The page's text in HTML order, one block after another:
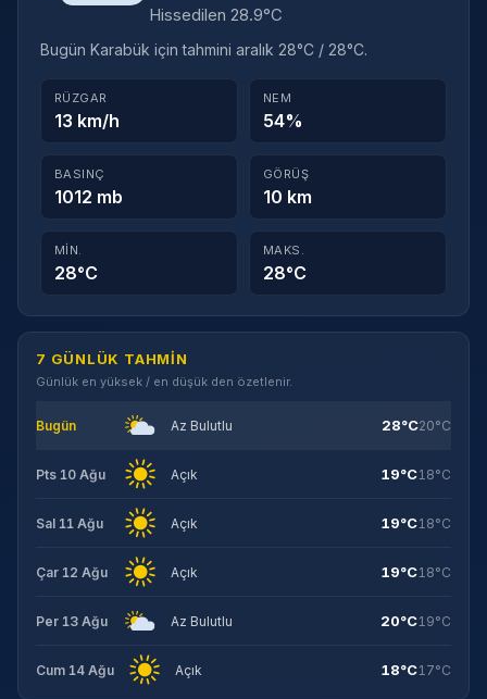
Hissedilen 28.9°C
Bugün Karabük için tahmini aralık 28°C / 28°C.
RÜZGAR
13 km/h
NEM
54%
BASINÇ
1012 mb
GÖRÜŞ
10 km
MIN.
28°C
MAKS.
28°C
7 GÜNLÜK TAHMIN
Günlük en yüksek / en düşük den özetlenir.
Bugün Az Bulutlu 28°C20°C
Pts 10 Ağu Açık 19°C18°C
Sal 11 Ağu Açık 19°C18°C
Çar 12 Ağu Açık 19°C18°C
Per 13 Ağu Az Bulutlu 20°C19°C
Cum 14 Ağu Açık 18°C17°C